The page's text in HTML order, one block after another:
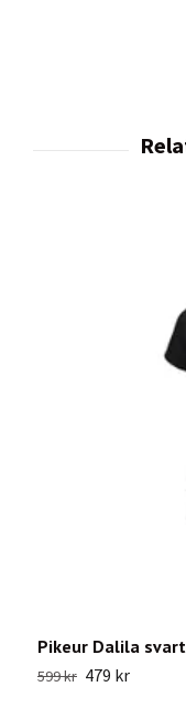
Pikeur Dalila svart
599 kr 479 kr